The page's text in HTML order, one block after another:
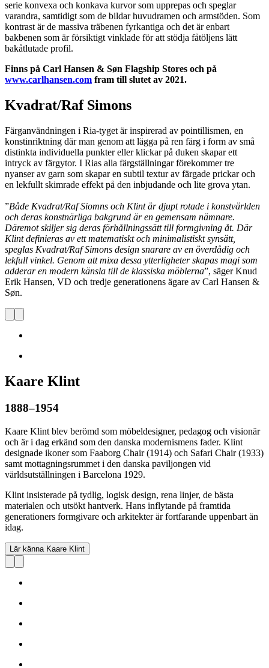
serie konvexa och konkava kurvor som upprepas och speglar
varandra, samtidigt som de bildar huvudramen och armstöden. Som
kontrast är de massiva träbenen fyrkantiga och det är enbart
bakbenen som är försiktigt vinklade för att stödja fåtöljens lätt
bakåtlutade profil.
Finns på Carl Hansen & Søn Flagship Stores och på
www.carlhansen.com fram till slutet av 2021.
Kvadrat/Raf Simons
Färganvändningen i Ria-tyget är inspirerad av pointillismen, en
konstinriktning där man genom att lägga på ren färg i form av små
distinkta individuella punkter eller klickar på duken skapar ett
intryck av färgytor. I Rias alla färgställningar förekommer tre
nyanser av garn som skapar en subtil textur av färgade prickar och
en lekfullt skimrade effekt på den inbjudande och lite grova ytan.
”Både Kvadrat/Raf Siomns och Klint är djupt rotade i konstvärlden
och deras konstnärliga bakgrund är en gemensam nämnare.
Däremot skiljer sig deras förhållningssätt till formgivning åt. Där
Klint definieras av ett matematiskt och minimalistiskt synsätt,
speglas Kvadrat/Raf Simons design snarare av en överdådig och
lekfull vinkel. Genom att mixa dessa ytterligheter skapas magi som
adderar en modern känsla till de klassiska möblerna”, säger Knud
Erik Hansen, VD och tredje generationens ägare av Carl Hansen &
Søn.
Kaare Klint
1888–1954
Kaare Klint blev berömd som möbeldesigner, pedagog och visionär
och är i dag erkänd som den danska modernismens fader. Klint
designade ikoner som Faaborg Chair (1914) och Safari Chair (1933)
samt mottagningsrummet i den danska paviljongen vid
världsutställningen i Barcelona 1929.
Klint insisterade på tydlig, logisk design, rena linjer, de bästa
materialen och utsökt hantverk. Hans inflytande på framtida
generationers formgivare och arkitekter är fortfarande uppenbart än
idag.
Lär känna Kaare Klint